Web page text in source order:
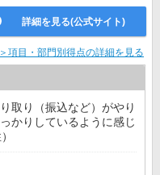
詳細を見る(公式サイト)
＞項目・部門別得点の詳細を見る
取り（振込など）がやり
かりしているように感じ